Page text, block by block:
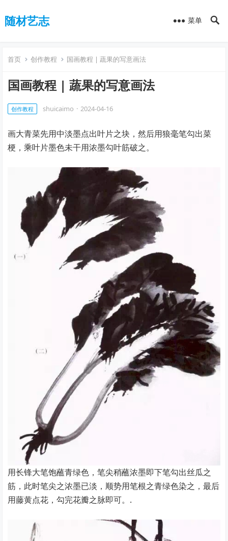
随材艺志 菜单
首页 创作教程 国画教程 | 蔬果的写意画法
国画教程 | 蔬果的写意画法
创作教程 shuicaimo · 2024-04-16
画大青菜先用中淡墨点出叶片之块，然后用狼毫笔勾出菜
梗，乘叶片墨色未干用浓墨勾叶筋破之。
用长锋大笔饱蘸青绿色，笔尖稍蘸浓墨即下笔勾出丝瓜之
筋，此时笔尖之浓墨已淡，顺势用笔根之青绿色染之，最后
用藤黄点花，勾完花瓣之脉即可。.